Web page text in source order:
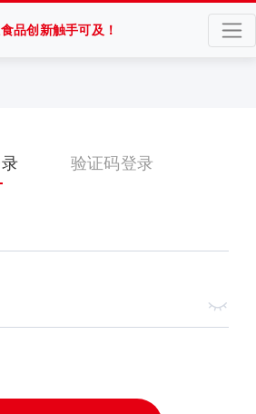
品创新触手可及！
验证码登录